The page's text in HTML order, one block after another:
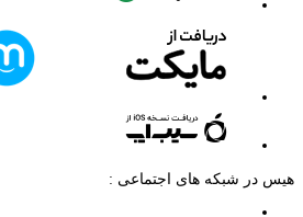
هیس در شبکه های اجتماعی :